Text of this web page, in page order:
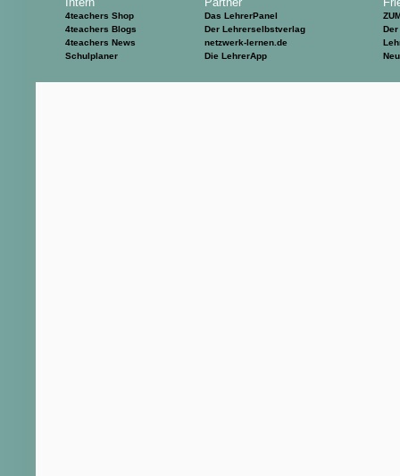
4teachers Shop
4teachers Blogs
4teachers News
Schulplaner
Das LehrerPanel
Der Lehrerselbstverlag
netzwerk-lernen.de
Die LehrerApp